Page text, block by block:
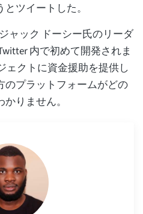
ツイートした。
ャック ドーシー氏のリーダ
内で初めて開発されま
ェクトに資金援助を提供し
のプラットフォームがどの
りません。